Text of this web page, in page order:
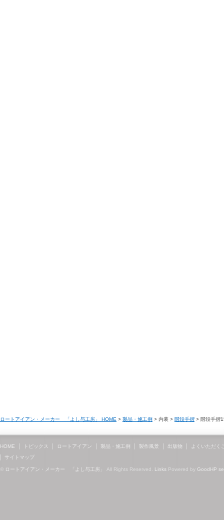
ロートアイアン・メーカー 「よし与工房」 HOME > 製品・施工例 > 内装 > 階段手摺 > 階段手摺
HOME トピックス ロートアイアン 製品・施工例 製作風景 出版物
よくいただく
サイトマップ
ロートアイアン・メーカー 「よし与工房」 All Rights Reserved. Links Powered by GoodHP